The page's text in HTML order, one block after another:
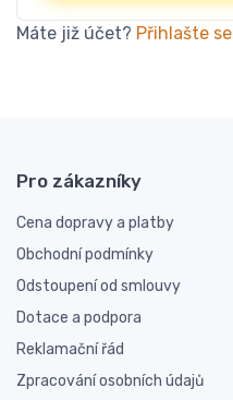
Máte již účet? Přihlašte se
Pro zákazníky
Cena dopravy a platby
Obchodní podmínky
Odstoupení od smlouvy
Dotace a podpora
Reklamační řád
Zpracování osobních údajů